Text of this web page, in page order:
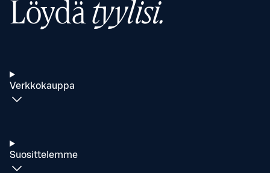
Löydätyylisi.
Verkkokauppa
Suosittelemme